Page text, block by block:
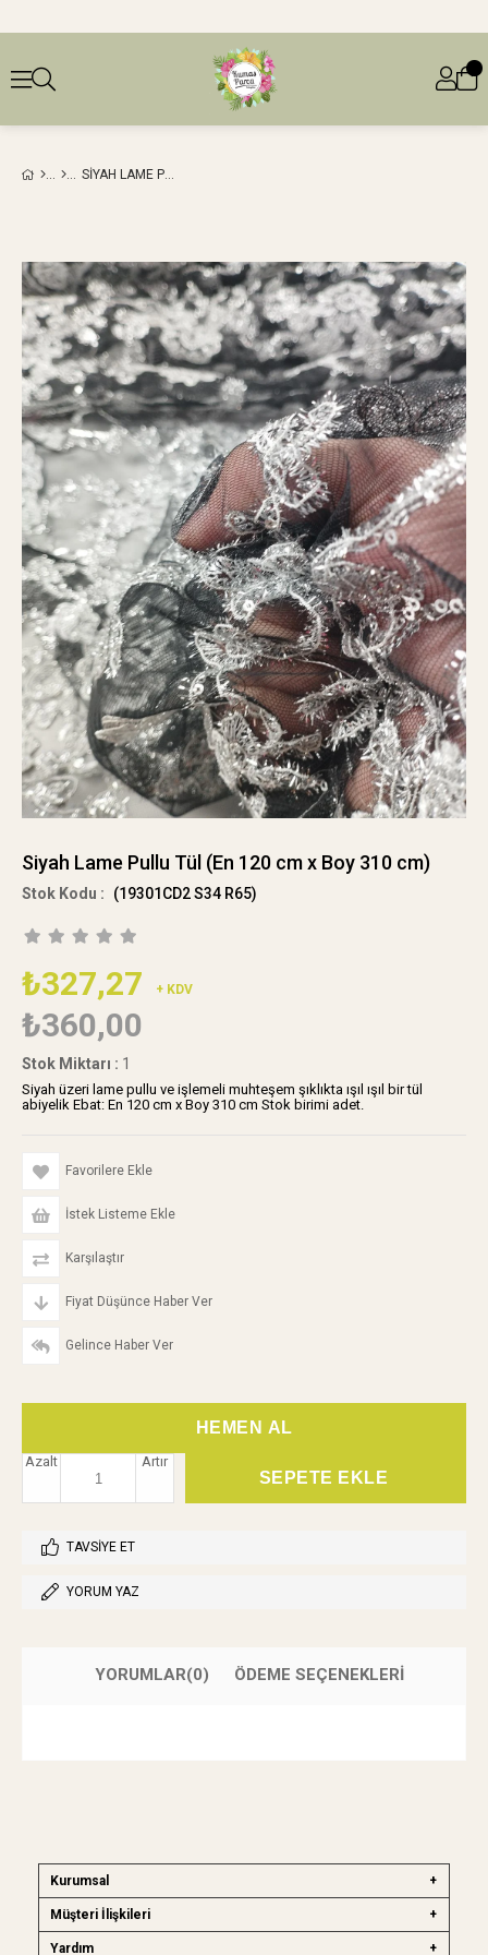
SIYAH LAME PULLU TÜL (EN 120 CM X BOY 310 CM)
Siyah Lame Pullu Tül (En 120 cm x Boy 310 cm)
(19301CD2 S34 R65)
₺327,27 + KDV
₺360,00
Stok Miktarı : 1
Siyah üzeri lame pullu ve işlemeli muhteşem şıklıkta ışıl ışıl bir tül
abiyelik Ebat: En 120 cm x Boy 310 cm Stok birimi adet.
Favorilere Ekle
İstek Listeme Ekle
Karşılaştır
Fiyat Düşünce Haber Ver
Gelince Haber Ver
Artır
Azalt
TAVSIYE ET
YORUM YAZ
YORUMLAR(0) ÖDEME SEÇENEKLERI
Kurumsal
Müşteri İlişkileri
Yardım